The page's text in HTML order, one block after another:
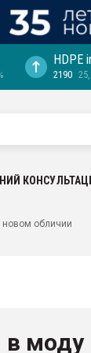
HDPE
2190
обличии
моду